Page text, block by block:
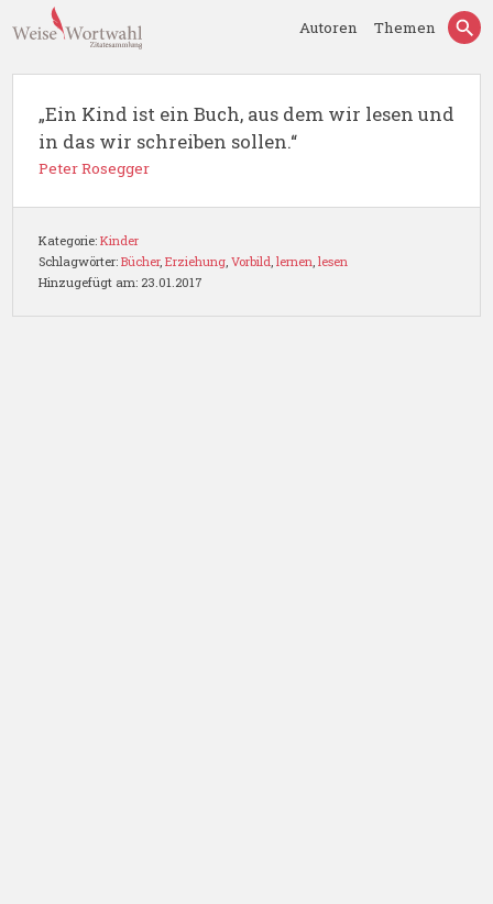
Autoren Themen
„Ein Kind ist ein Buch, aus dem wir lesen und
in das wir schreiben sollen.“
Peter Rosegger
Kategorie: Kinder
Schlagwörter: Bücher, Erziehung, Vorbild, lernen, lesen
Hinzugefügt am: 23.01.2017